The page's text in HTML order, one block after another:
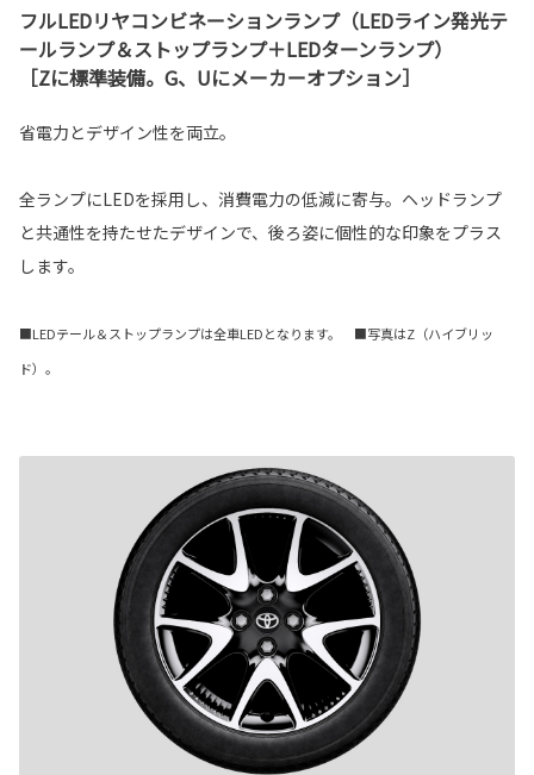
フルLEDリヤコンビネーションランプ（LEDライン発光テ
ールランプ＆ストップランプ＋LEDターンランプ）
［Zに標準装備。G、Uにメーカーオプション］
省電力とデザイン性を両立。
全ランプにLEDを採用し、消費電力の低減に寄与。ヘッドランプ
と共通性を持たせたデザインで、後ろ姿に個性的な印象をプラス
します。
■LEDテール＆ストップランプは全車LEDとなります。 ■写真はZ（ハイブリッ
ド）。